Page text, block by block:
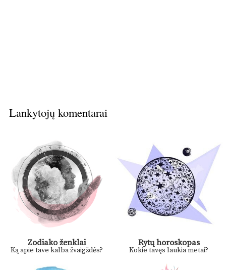
Lankytojų komentarai
Zodiako ženklai
Ką apie tave kalba žvaigždės?
Rytų horoskopas
Kokie tavęs laukia metai?